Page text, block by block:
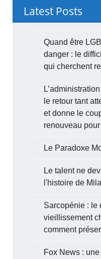
Latest Posts
Quand être
danger : le
qui cherchent
le retour tant
et donne le
renouveau
Le Paradoxe
Le talent ne
l'histoire de
Sarcopénie : le
vieillissement
comment
Fox News :